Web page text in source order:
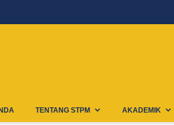
TENTANG STPM AKADEMIK